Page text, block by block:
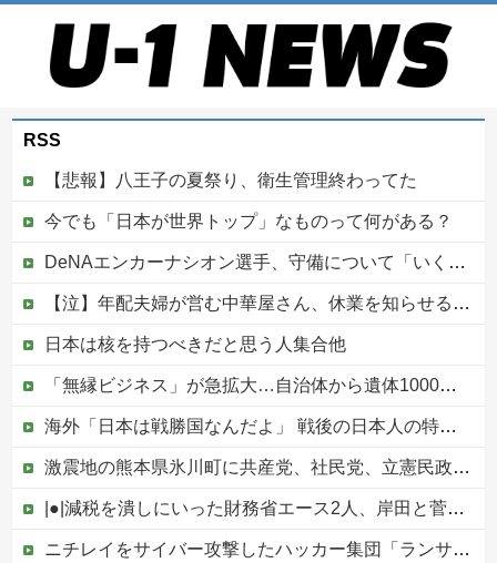
RSS
【悲報】八王子の夏祭り、衛生管理終わってた
今でも「日本が世界トップ」なものって何がある？
DeNAエンカーナシオン選手、守備について「いくら得点しても、エラーを重ねれば逆転されてしまう。そういう意味から自分にとっては、打撃よりも守備の方が大事」
【泣】年配夫婦が営む中華屋さん、休業を知らせる貼り紙に応援コメントが続々と
日本は核を持つべきだと思う人集合他
「無縁ビジネス」が急拡大…自治体から遺体1000体超を引き取る業者も
海外「日本は戦勝国なんだよ」 戦後の日本人の特別な生き様に各国から称賛の声
激震地の熊本県氷川町に共産党、社民党、立憲民政党等の左派の救援は影すら見えず。住民苦言
|●|減税を潰しにいった財務省エース2人、岸田と菅の後ろ盾があるから地位は安泰だと信じていたら……
ニチレイをサイバー攻撃したハッカー集団「ランサムウェア」 個人情報など20万件以上をダークウェブ上に公開か